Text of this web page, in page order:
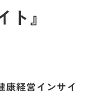
ト』
康経営インサイ